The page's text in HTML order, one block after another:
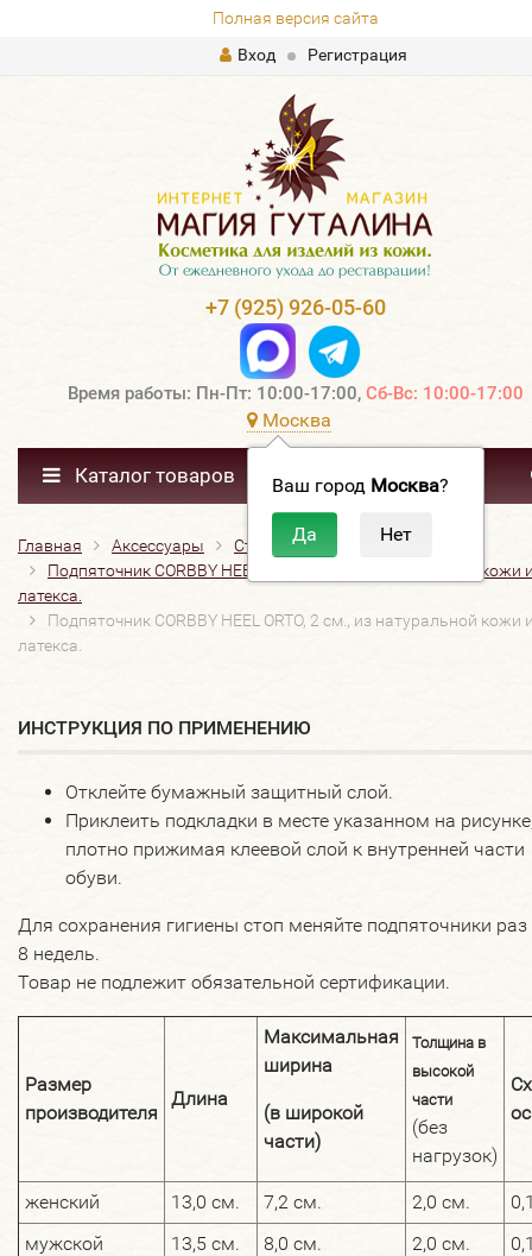
Полная версия сайта
Вход
Регистрация
+7 (925) 926-05-60
Время работы: Пн-Пт: 10:00-17:00, Сб-Вс: 10:00-17:00
Москва
Ваш город Москва?
Каталог товаров
Главная Аксессуары Стельки
Подпяточники
Подпяточник CORBBY HEEL ORTO, 2 см., из натуральной кожи
латекса.
Подпяточник CORBBY HEEL ORTO, 2 см., из натуральной кожи
латекса.
ИНСТРУКЦИЯ ПО ПРИМЕНЕНИЮ
Отклейте бумажный защитный слой.
Приклеить подкладки в месте указанном на
плотно прижимая клеевой слой к внутренней части
обуви.
Для сохранения гигиены стоп меняйте подпяточники раз
8 недель.
Товар не подлежит обязательной сертификации.
Размер
производителя
Длина
Максимальная
ширина
(в широкой
части)
Толщина в
высокой
части
(без
нагрузок)
женский 13,0 см. 7,2 см. 2,0 см.
мужской
13,5 см. 8,0 см. 2,0 см.